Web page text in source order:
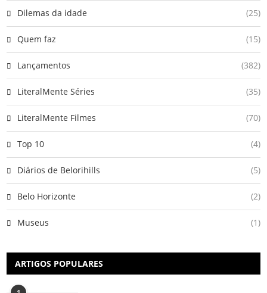
Dilemas da idade (25)
Quem faz (15)
Lançamentos (382)
LiteralMente Séries (35)
LiteralMente Filmes (70)
Top 10 (4)
Diários de Belorihills (5)
Belo Horizonte (2)
Museus (1)
ARTIGOS POPULARES